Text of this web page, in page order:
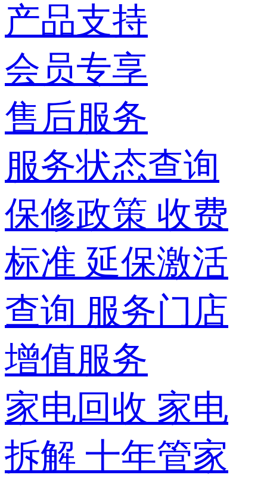
产品支持
会员专享
售后服务
服务状态查询
保修政策 收费
标准 延保激活
查询 服务门店
增值服务
家电回收 家电
拆解 十年管家